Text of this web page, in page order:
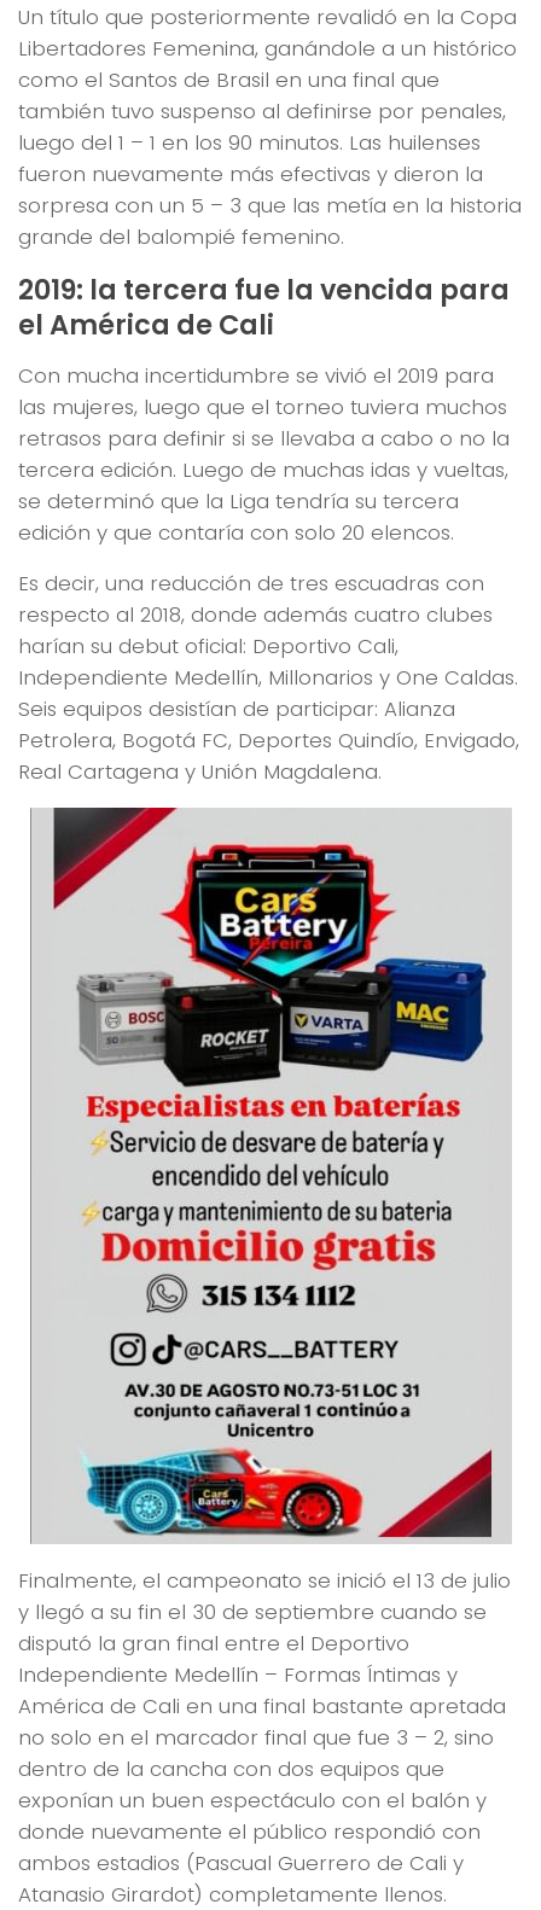
Un título que posteriormente revalidó en la Copa
Libertadores Femenina, ganándole a un histórico
como el Santos de Brasil en una final que
también tuvo suspenso al definirse por penales,
luego del 1 – 1 en los 90 minutos. Las huilenses
fueron nuevamente más efectivas y dieron la
sorpresa con un 5 – 3 que las metía en la historia
grande del balompié femenino.
2019: la tercera fue la vencida para
el América de Cali
Con mucha incertidumbre se vivió el 2019 para
las mujeres, luego que el torneo tuviera muchos
retrasos para definir si se llevaba a cabo o no la
tercera edición. Luego de muchas idas y vueltas,
se determinó que la Liga tendría su tercera
edición y que contaría con solo 20 elencos.
Es decir, una reducción de tres escuadras con
respecto al 2018, donde además cuatro clubes
harían su debut oficial: Deportivo Cali,
Independiente Medellín, Millonarios y One Caldas.
Seis equipos desistían de participar: Alianza
Petrolera, Bogotá FC, Deportes Quindío, Envigado,
Real Cartagena y Unión Magdalena.
Finalmente, el campeonato se inició el 13 de julio
y llegó a su fin el 30 de septiembre cuando se
disputó la gran final entre el Deportivo
Independiente Medellín – Formas Íntimas y
América de Cali en una final bastante apretada
no solo en el marcador final que fue 3 – 2, sino
dentro de la cancha con dos equipos que
exponían un buen espectáculo con el balón y
donde nuevamente el público respondió con
ambos estadios (Pascual Guerrero de Cali y
Atanasio Girardot) completamente llenos.